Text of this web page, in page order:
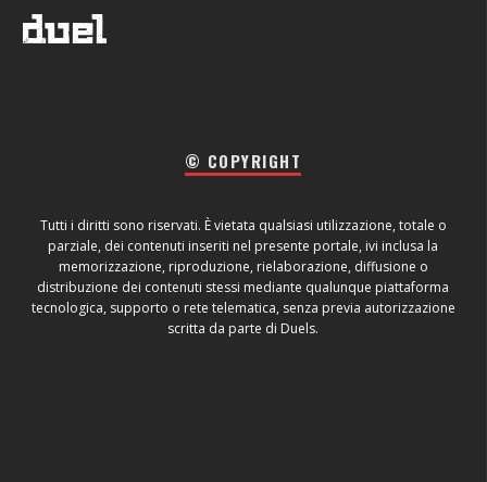
© COPYRIGHT
Tutti i diritti sono riservati. È vietata qualsiasi utilizzazione, totale o
parziale, dei contenuti inseriti nel presente portale, ivi inclusa la
memorizzazione, riproduzione, rielaborazione, diffusione o
distribuzione dei contenuti stessi mediante qualunque piattaforma
tecnologica, supporto o rete telematica, senza previa autorizzazione
scritta da parte di Duels.